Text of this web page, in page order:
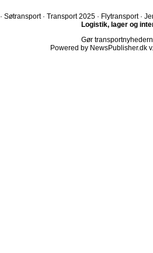
· Søtransport · Transport 2025 · Flytransport ·
Logistik, lager og
Gør
Powered by NewsPublisher.dk